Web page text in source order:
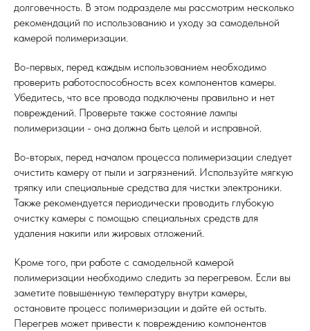
долговечность. В этом подразделе мы рассмотрим несколько
рекомендаций по использованию и уходу за самодельной
камерой полимеризации.
Во-первых, перед каждым использованием необходимо
проверить работоспособность всех компонентов камеры.
Убедитесь, что все провода подключены правильно и нет
повреждений. Проверьте также состояние лампы
полимеризации - она должна быть целой и исправной.
Во-вторых, перед началом процесса полимеризации следует
очистить камеру от пыли и загрязнений. Используйте мягкую
тряпку или специальные средства для чистки электроники.
Также рекомендуется периодически проводить глубокую
очистку камеры с помощью специальных средств для
удаления накипи или жировых отложений.
Кроме того, при работе с самодельной камерой
полимеризации необходимо следить за перегревом. Если вы
заметите повышенную температуру внутри камеры,
остановите процесс полимеризации и дайте ей остыть.
Перегрев может привести к повреждению компонентов